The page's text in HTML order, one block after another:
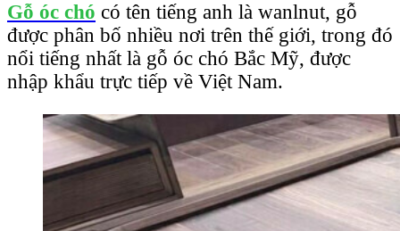
Gỗ óc chó có tên tiếng anh là wanlnut, gỗ
được phân bố nhiều nơi trên thế giới, trong đó
nổi tiếng nhất là gỗ óc chó Bắc Mỹ, được
nhập khẩu trực tiếp về Việt Nam.